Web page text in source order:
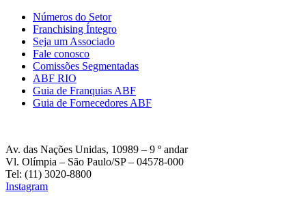
Números do Setor
Franchising Íntegro
Seja um Associado
Fale conosco
Comissões Segmentadas
ABF RIO
Guia de Franquias ABF
Guia de Fornecedores ABF
Av. das Nações Unidas, 10989 – 9 º andar
Vl. Olímpia – São Paulo/SP – 04578-000
Tel: (11) 3020-8800
Instagram